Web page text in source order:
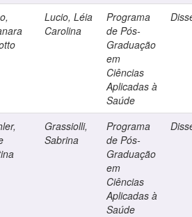
Lucio, Léia
Carolina
Programa
de Pós-
Graduação
em
Ciências
Aplicadas à
Saúde
Grassiolli,
Sabrina
Programa
de Pós-
Graduação
em
Ciências
Aplicadas à
Saúde